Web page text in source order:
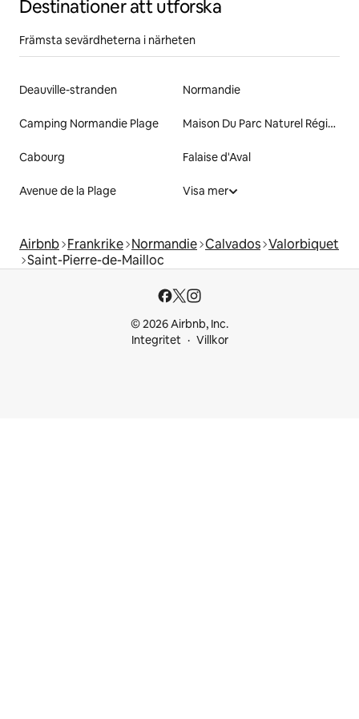
Destinationer att utforska
Främsta sevärdheterna i närheten
Deauville-stranden Normandie
Camping Normandie Plage Maison Du Parc Naturel Régional Du Perche
Cabourg Falaise d'Aval
Avenue de la Plage Visa mer
Airbnb Frankrike Normandie Calvados Valorbiquet
Saint-Pierre-de-Mailloc
© 2026 Airbnb, Inc.
Integritet
Villkor